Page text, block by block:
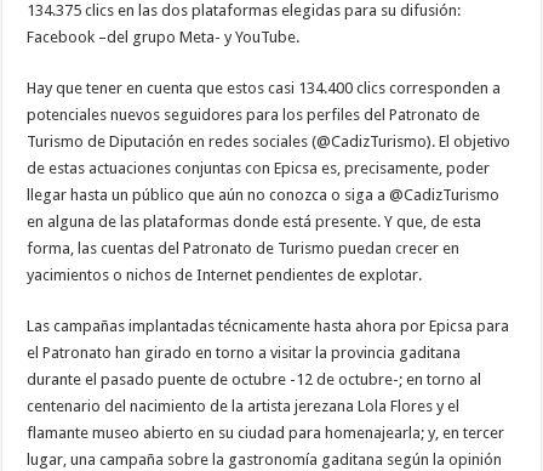
134.375 clics en las dos plataformas elegidas para su difusión:
Facebook –del grupo Meta- y YouTube.
Hay que tener en cuenta que estos casi 134.400 clics corresponden a
potenciales nuevos seguidores para los perfiles del Patronato de
Turismo de Diputación en redes sociales (@CadizTurismo). El objetivo
de estas actuaciones conjuntas con Epicsa es, precisamente, poder
llegar hasta un público que aún no conozca o siga a @CadizTurismo
en alguna de las plataformas donde está presente. Y que, de esta
forma, las cuentas del Patronato de Turismo puedan crecer en
yacimientos o nichos de Internet pendientes de explotar.
Las campañas implantadas técnicamente hasta ahora por Epicsa para
el Patronato han girado en torno a visitar la provincia gaditana
durante el pasado puente de octubre -12 de octubre-; en torno al
centenario del nacimiento de la artista jerezana Lola Flores y el
flamante museo abierto en su ciudad para homenajearla; y, en tercer
lugar, una campaña sobre la gastronomía gaditana según la opinión